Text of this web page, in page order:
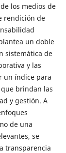
los medios de
rendición de
un doble
sistemática de
y las
un índice para
brindan las
y gestión. A
de una
se
transparencia